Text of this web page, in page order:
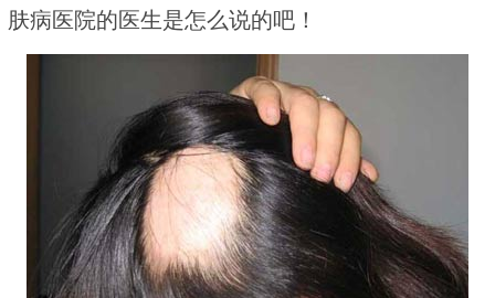
肤病医院的医生是怎么说的吧！